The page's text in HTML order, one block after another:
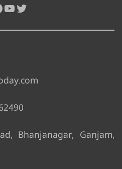
YouTube
Twitter
Bhanjanagar, Ganjam,